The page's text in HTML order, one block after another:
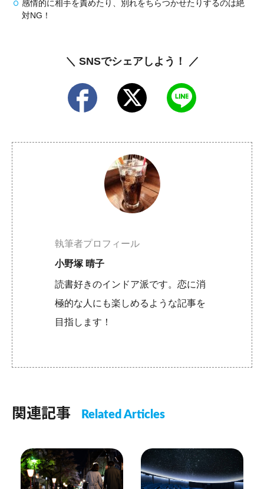
感情的に相手を責めたり、別れをちらつかせたりするのは絶
対NG！
＼ SNSでシェアしよう！ ／
執筆者プロフィール
小野塚 晴子
読書好きのインドア派です。恋に消
極的な人にも楽しめるような記事を
目指します！
関連記事 Related Articles